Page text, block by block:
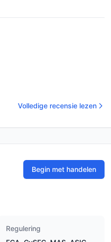
Volledige recensie lezen
Begin met handelen
Regulering